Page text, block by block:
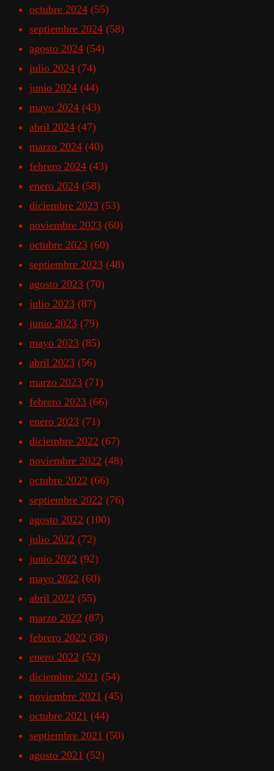
octubre 2024 (55)
septiembre 2024 (58)
agosto 2024 (54)
julio 2024 (74)
junio 2024 (44)
mayo 2024 (43)
abril 2024 (47)
marzo 2024 (40)
febrero 2024 (43)
enero 2024 (58)
diciembre 2023 (53)
noviembre 2023 (60)
octubre 2023 (60)
septiembre 2023 (48)
agosto 2023 (70)
julio 2023 (87)
junio 2023 (79)
mayo 2023 (85)
abril 2023 (56)
marzo 2023 (71)
febrero 2023 (66)
enero 2023 (71)
diciembre 2022 (67)
noviembre 2022 (48)
octubre 2022 (66)
septiembre 2022 (76)
agosto 2022 (100)
julio 2022 (72)
junio 2022 (92)
mayo 2022 (60)
abril 2022 (55)
marzo 2022 (87)
febrero 2022 (38)
enero 2022 (52)
diciembre 2021 (54)
noviembre 2021 (45)
octubre 2021 (44)
septiembre 2021 (50)
agosto 2021 (52)